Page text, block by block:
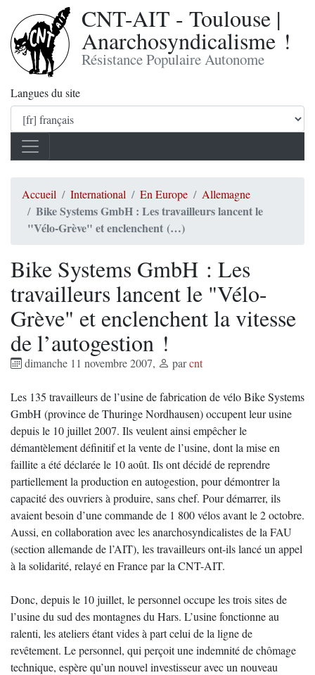
CNT-AIT - Toulouse |
Anarchosyndicalisme !
Résistance Populaire Autonome
Langues du site
Accueil International En Europe Allemagne
Bike Systems GmbH : Les travailleurs lancent le
"Vélo-Grève" et enclenchent (…)
Bike Systems GmbH : Les
travailleurs lancent le "Vélo-
Grève" et enclenchent la vitesse
de l’autogestion !
dimanche 11 novembre 2007, parcnt
Les 135 travailleurs de l’usine de fabrication de vélo Bike Systems
GmbH (province de Thuringe Nordhausen) occupent leur usine
depuis le 10 juillet 2007. Ils veulent ainsi empêcher le
démantèlement définitif et la vente de l’usine, dont la mise en
faillite a été déclarée le 10 août. Ils ont décidé de reprendre
partiellement la production en autogestion, pour démontrer la
capacité des ouvriers à produire, sans chef. Pour démarrer, ils
avaient besoin d’une commande de 1 800 vélos avant le 2 octobre.
Aussi, en collaboration avec les anarchosyndicalistes de la FAU
(section allemande de l’AIT), les travailleurs ont-ils lancé un appel
à la solidarité, relayé en France par la CNT-AIT.
Donc, depuis le 10 juillet, le personnel occupe les trois sites de
l’usine du sud des montagnes du Hars. L’usine fonctionne au
ralenti, les ateliers étant vides à part celui de la ligne de
revêtement. Le personnel, qui perçoit une indemnité de chômage
technique, espère qu’un nouvel investisseur avec un nouveau